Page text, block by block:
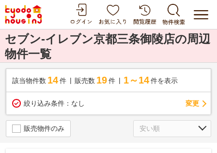
セブン-イレブン京都三条御陵店の周辺
物件一覧
該当物件数 14件 販売数 19 件 1～14 件を表示
絞り込み条件： なし 変更
販売物件のみ